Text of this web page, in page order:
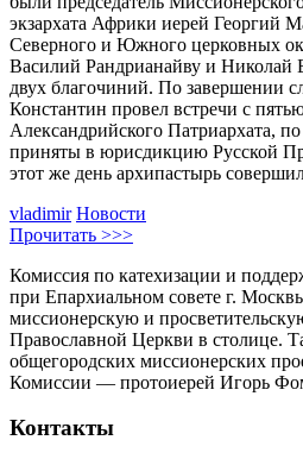
экзархата Африки иерей Георгий
Северного и Южного церковных
Василий Рандрианайву и Николай
двух благочиний. По завершении
Константин провел встречи с
Александрийского Патриархата,
приняты в юрисдикцию Русской
этот же день архипастырь
vladimir Новости
Прочитать >>>
Комиссия по катехизации и
при Епархиальном совете г.
миссионерскую и
Православной Церкви в столице.
общегородских миссионерских
Комиссии — протоиерей Игорь
Контакты